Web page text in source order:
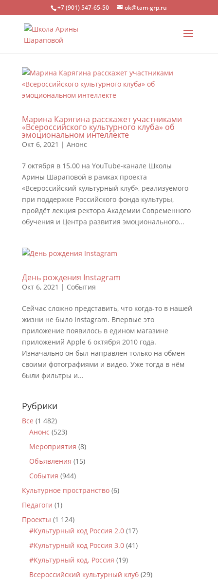
+7 (901) 547-65-50 ok@tam-grp.ru
Марина Карягина расскажет участниками
«Всероссийского культурного клуба» об
эмоциональном интеллекте
Окт 6, 2021 | Анонс
7 октября в 15.00 на YouTube-канале Школы
Арины Шараповой в рамках проекта
«Всероссийский культурный клуб», реализуемого
при поддержке Российского фонда культуры,
пройдёт лекция ректора Академии Современного
обучения и Центра развития эмоционального...
День рождения Instagram
Окт 6, 2021 | События
Сейчас сложно представить, что когда-то в нашей
жизни не было Instagram. Впервые это
приложение появилось в едином магазине
приложений Apple 6 октября 2010 года.
Изначально он был направлен только на обмен
своими фотографиями и видео. Уже тогда в нём
были фильтры и...
Рубрики
Все (1 482)
Анонс (523)
Мероприятия (8)
Объявления (15)
События (944)
Культурное пространство(6)
Педагоги (1)
Проекты (1 124)
#Культурный код Россия 2.0(17)
#Культурный код Россия 3.0(41)
#Культурный код. Россия (19)
Всероссийский культурный клуб(29)